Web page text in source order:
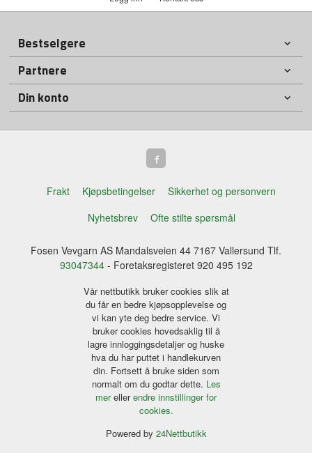
Bestselgere
Partnere
Din konto
Frakt Kjøpsbetingelser
Sikkerhet og personvern
Nyhetsbrev
Ofte stilte spørsmål
Fosen Vevgarn AS Mandalsveien 44 7167 Vallersund Tlf.
93047344- Foretaksregisteret 920 495 192
Vår nettbutikk bruker cookies slik at
du får en bedre kjøpsopplevelse og
vi kan yte deg bedre service. Vi
bruker cookies hovedsaklig til å
lagre innloggingsdetaljer og huske
hva du har puttet i handlekurven
din. Fortsett å bruke siden som
normalt om du godtar dette. Les
merellerendre innstillinger for
cookies.
Powered by 24Nettbutikk